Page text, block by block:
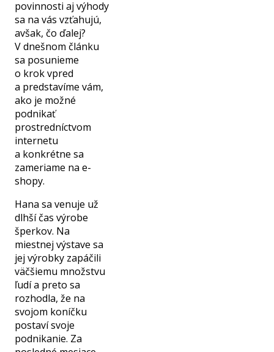
povinnosti aj výhody
sa na vás vzťahujú,
avšak, čo ďalej?
V dnešnom článku
sa posunieme
o krok vpred
a predstavíme vám,
ako je možné
podnikať
prostredníctvom
internetu
a konkrétne sa
zameriame na e-
shopy.
Hana sa venuje už
dlhší čas výrobe
šperkov. Na
miestnej výstave sa
jej výrobky zapáčili
väčšiemu množstvu
ľudí a preto sa
rozhodla, že na
svojom koníčku
postaví svoje
podnikanie. Za